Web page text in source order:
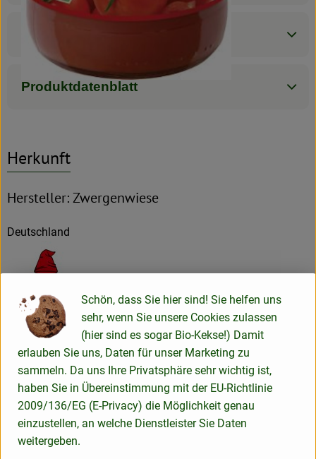
Nährwert-Info
Produktdatenblatt
Herkunft
Hersteller: Zwergenwiese
Deutschland
ZWERGENWIESE Naturkost GmbH
D 24887 Silberstedt
Die Zwergenwiese Naturkost GmbH steht seit über 40 Jahren
für liebevoll und sorgfältig hergestellte Bio-Lebensmittel.
Aus eigener Entwicklung und in eigener Produktion
entstehen pikante und fruchtige Brotaufstriche, Senfe,
Tomatensaucen und Fertiggerichte für den Biohandel.
Alles unter dem Zeichen der roten Zwergenmütze.
Schön, dass Sie hier sind! Sie helfen uns
sehr, wenn Sie unsere Cookies zulassen
(hier sind es sogar Bio-Kekse!) Damit
erlauben Sie uns, Daten für unser Marketing zu
sammeln. Da uns Ihre Privatsphäre sehr wichtig ist,
haben Sie in Übereinstimmung mit der EU-Richtlinie
2009/136/EG (E-Privacy) die Möglichkeit genau
einzustellen, an welche Dienstleister Sie Daten
weitergeben.